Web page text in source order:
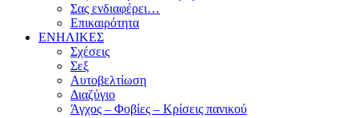
Σας ενδιαφέρει…
Επικαιρότητα
ΕΝΗΛΙΚΕΣ
Σχέσεις
Σεξ
Αυτοβελτίωση
Διαζύγιο
Άγχος – Φοβίες – Κρίσεις πανικού